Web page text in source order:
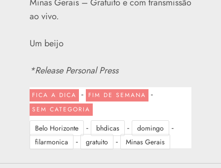
ao vivo.
Um beijo
*Release Personal Press
FICA A DICA - FIM DE SEMANA -
SEM CATEGORIA
Belo Horizonte - bhdicas - domingo -
filarmonica - gratuito - Minas Gerais